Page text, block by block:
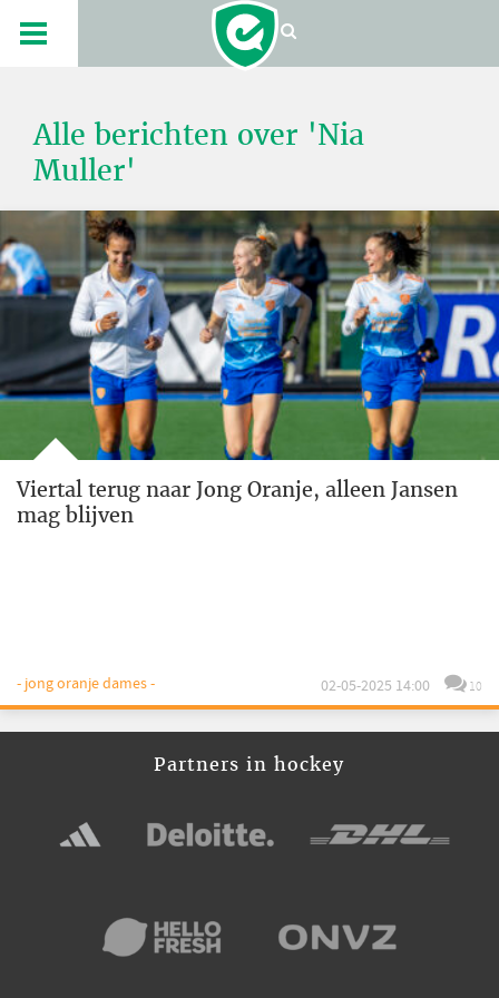
Alle berichten over 'Nia
Muller'
Viertal terug naar Jong Oranje, alleen Jansen
mag blijven
- jong oranje dames - 02-05-2025 14:00 10
Partners in hockey